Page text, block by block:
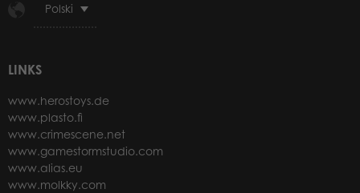
Polski
LINKS
www.herostoys.de
www.plasto.fi
www.crimescene.net
www.gamestormstudio.com
www.alias.eu
www.molkky.com